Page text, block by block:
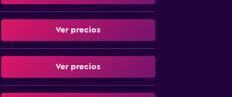
Ver precios
Ver precios